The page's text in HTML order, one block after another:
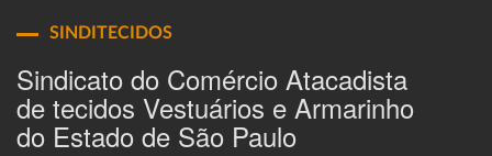
SINDITECIDOS
Sindicato do Comércio Atacadista
de tecidos Vestuários e Armarinho
do Estado de São Paulo